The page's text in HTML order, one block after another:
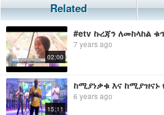
Related
02:00
7 years ago
15:11
6 years ago